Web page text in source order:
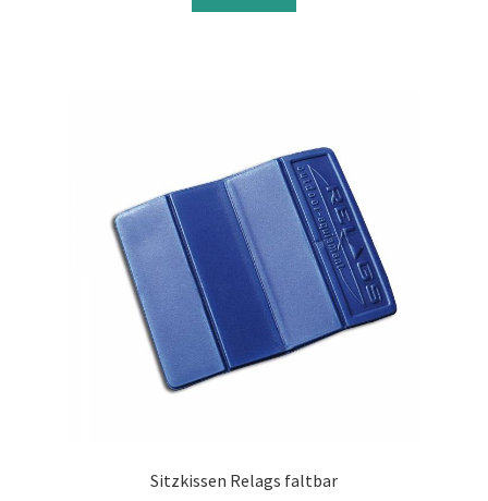
Sitzkissen Relags faltbar